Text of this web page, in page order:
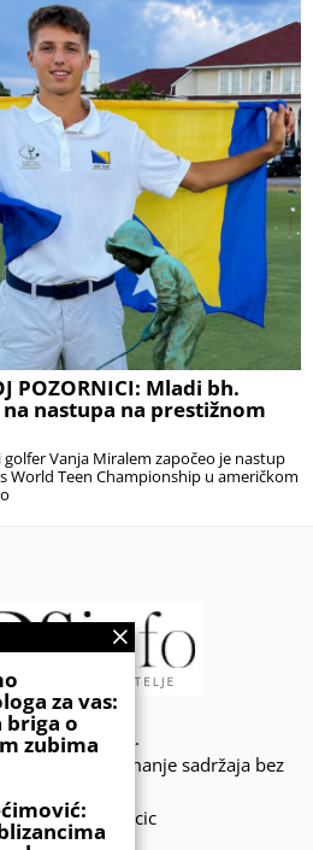
POZORNICI: Mladi bh.
nastupa na prestižnom
Vanja Miralem započeo je nastup
World Teen Championship u američkom
- KIDSINFO.BA.
preuzimanje sadržaja bez
by Amar SIjercic
za vas:
briga o
zubima